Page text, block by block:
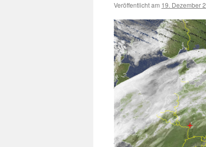
Veröffentlicht am 19. Dezember